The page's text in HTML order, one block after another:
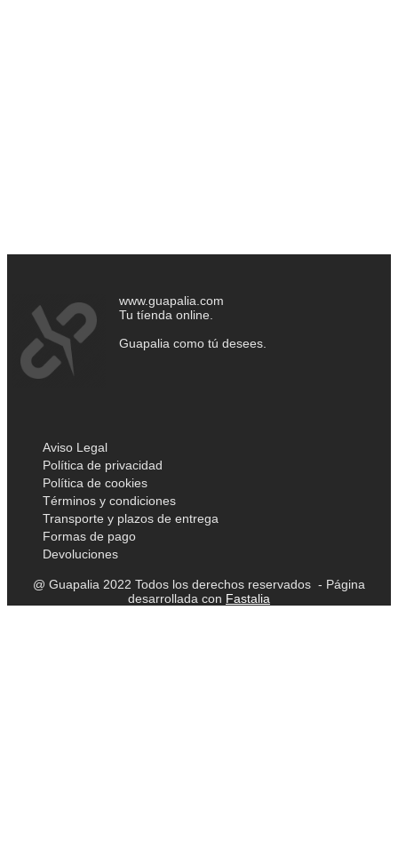
www.guapalia.com
Tu tíenda online.
Guapalia como tú desees.
Aviso Legal
Política de privacidad
Política de cookies
Términos y condiciones
Transporte y plazos de entrega
Formas de pago
Devoluciones
@ Guapalia 2022 Todos los derechos reservados - Página
desarrollada con Fastalia